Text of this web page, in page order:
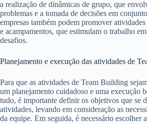
a realização de dinâmicas de grupo, que
problemas e a tomada de decisões em
empresas também podem promover
e acampamentos, que estimulam o trabalho
desafios.
Planejamento e execução das atividades de
Para que as atividades de Team Building
um planejamento cuidadoso e uma execução
tudo, é importante definir os objetivos que se
atividades, levando em consideração as
da equipe. Em seguida, é necessário escolher